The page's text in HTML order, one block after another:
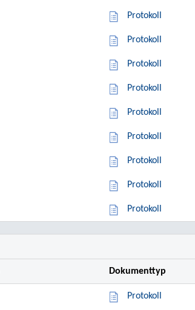
Protokoll
Protokoll
Protokoll
Protokoll
Protokoll
Protokoll
Protokoll
Protokoll
Protokoll
Dokumenttyp
Protokoll